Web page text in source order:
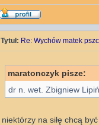
Tytuł: Re: Wychów matek
maratonczyk pisze:
dr n. wet. Zbigniew
niektórzy na siłę chcą